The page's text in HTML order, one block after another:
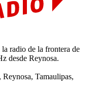
radio de la frontera de
desde Reynosa.
Tamaulipas,